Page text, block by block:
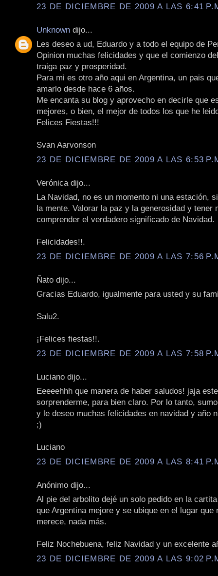
23 DE DICIEMBRE DE 2009 A LAS 6:41
Unknown dijo...
Les deseo a ud, Eduardo y a todo el equipo de
Opinion muchas felicidades y que el comienzo
traiga paz y prosperidad.
Para mi es otro año aqui en Argentina, un pais
amarlo desde hace 6 años.
Me encanta su blog y aprovecho en decirle que
mejores, o bien, el mejor de todos los que he
Felices Fiestas!!!
Svan Aarvonson
23 DE DICIEMBRE DE 2009 A LAS 6:53
Verónica dijo...
La Navidad, no es un momento ni una estación,
la mente. Valorar la paz y la generosidad y tener
comprender el verdadero significado de Navidad.
Felicidades!!.
23 DE DICIEMBRE DE 2009 A LAS 7:56
Ñato dijo...
Gracias Eduardo, igualmente para usted y su
Salu2.
¡Felices fiestas!!.
23 DE DICIEMBRE DE 2009 A LAS 7:58
Luciano dijo...
Eeeeehhh que manera de haber saludos! jaja
sorprenderme, para bien claro. Por lo tanto,
y le deseo muchas felicidades en navidad y año
;)
Luciano
23 DE DICIEMBRE DE 2009 A LAS 8:41
Anónimo dijo...
Al pie del arbolito dejé un solo pedido en la
que Argentina mejore y se ubique en el lugar que
merece, nada más.
Feliz Nochebuena, feliz Navidad y un excelente
23 DE DICIEMBRE DE 2009 A LAS 9:02